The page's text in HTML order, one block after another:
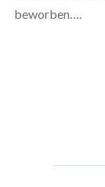
beworben….